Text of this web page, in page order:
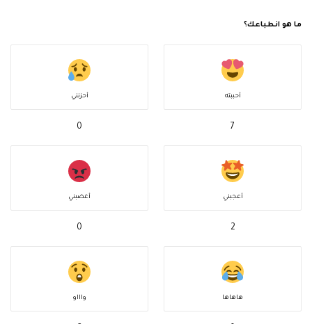
ما هو انطباعك؟
أحببته
7
أحزنني
0
أعجبني
2
أغضبني
0
هاهاها واااو